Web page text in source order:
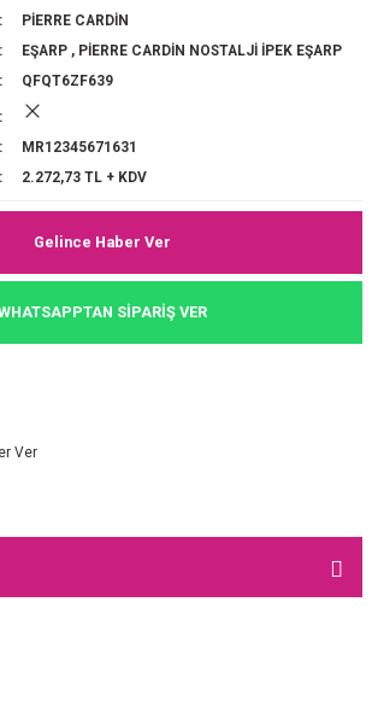
KIŞ
PİERRE CARDİN
EŞARP , PİERRE CARDİN NOSTALJİ İPEK EŞARP
QFQT6ZF639
MR12345671631
2.272,73 TL + KDV
Gelince Haber Ver
SİPARİŞ VER
Ver